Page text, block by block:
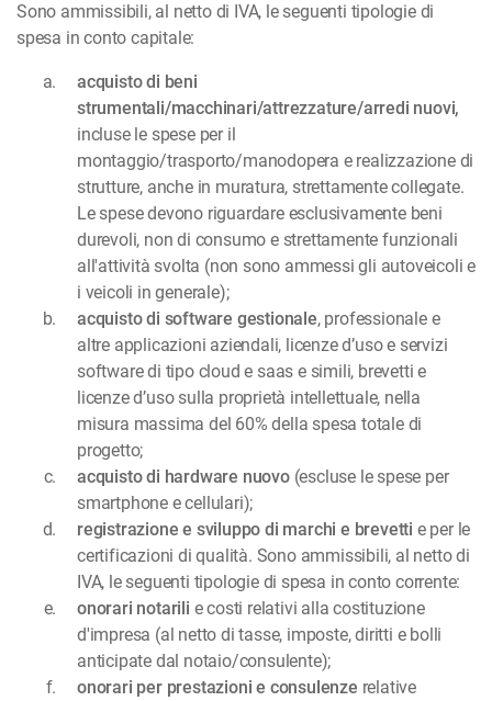
Sono ammissibili, al netto di IVA, le seguenti tipologie di
spesa in conto capitale:
acquisto di beni
strumentali/macchinari/attrezzature/arredi nuovi,
incluse le spese per il
montaggio/trasporto/manodopera e realizzazione di
strutture, anche in muratura, strettamente collegate.
Le spese devono riguardare esclusivamente beni
durevoli, non di consumo e strettamente funzionali
all'attività svolta (non sono ammessi gli autoveicoli e
i veicoli in generale);
acquisto di software gestionale, professionale e
altre applicazioni aziendali, licenze d’uso e servizi
software di tipo cloud e saas e simili, brevetti e
licenze d’uso sulla proprietà intellettuale, nella
misura massima del 60% della spesa totale di
progetto;
acquisto di hardware nuovo(escluse le spese per
smartphone e cellulari);
registrazione e sviluppo di marchi e brevetti e per le
certificazioni di qualità. Sono ammissibili, al netto di
IVA, le seguenti tipologie di spesa in conto corrente:
onorari notarili e costi relativi alla costituzione
d'impresa (al netto di tasse, imposte, diritti e bolli
anticipate dal notaio/consulente);
onorari per prestazioni e consulenze relative